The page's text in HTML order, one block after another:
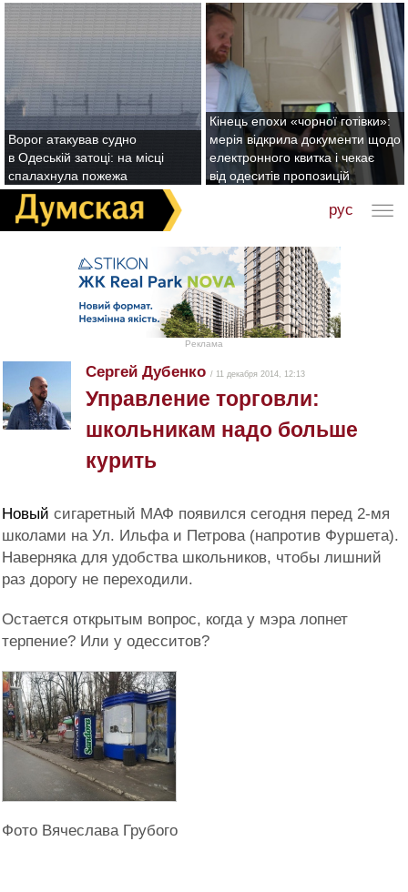
Ворог атакував судно
в Одеській затоці: на місці
спалахнула пожежа
Кінець епохи «чорної готівки»:
мерія відкрила документи щодо
електронного квитка і чекає
від одеситів пропозицій
рус
Реклама
Сергей Дубенко / 11 декабря 2014, 12:13
Управление торговли:
школьникам надо больше
курить
Новый сигаретный МАФ появился сегодня перед 2-мя
школами на Ул. Ильфа и Петрова (напротив Фуршета).
Наверняка для удобства школьников, чтобы лишний
раз дорогу не переходили.
Остается открытым вопрос, когда у мэра лопнет
терпение? Или у одесситов?
Фото Вячеслава Грубого